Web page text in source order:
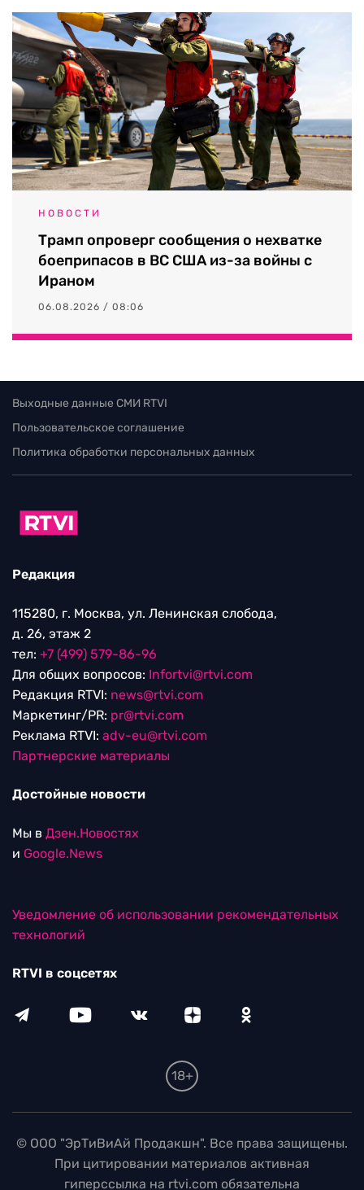
НОВОСТИ
Трамп опроверг сообщения о нехватке
боеприпасов в ВС США из-за войны с
Ираном
06.08.2026 / 08:06
Выходные данные СМИ RTVI
Пользовательское соглашение
Политика обработки персональных данных
Редакция
115280, г. Москва, ул. Ленинская слобода,
д. 26, этаж 2
тел: +7 (499) 579-86-96
Для общих вопросов: Infortvi@rtvi.com
Редакция RTVI: news@rtvi.com
Маркетинг/PR: pr@rtvi.com
Реклама RTVI: adv-eu@rtvi.com
Партнерские материалы
Достойные новости
Мы в Дзен.Новостях
и Google.News
Уведомление об использовании рекомендательных
технологий
RTVI в соцсетях
18+
© ООО "ЭрТиВиАй Продакшн". Все права защищены.
При цитировании материалов активная
гиперссылка на rtvi.com обязательна